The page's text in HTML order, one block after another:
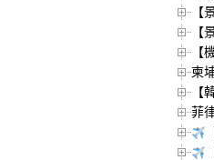
【
【
【
柬
【
菲